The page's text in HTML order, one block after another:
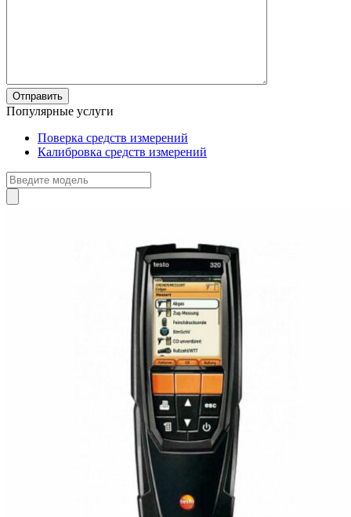
Популярные услуги
Поверка средств измерений
Калибровка средств измерений